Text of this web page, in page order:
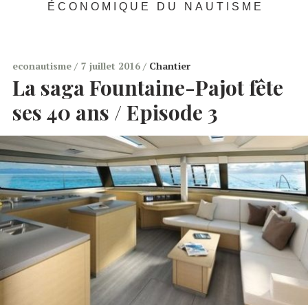
ÉCONOMIQUE DU NAUTISME
econautisme 7 juillet 2016 Chantier
La saga Fountaine-Pajot fête
ses 40 ans / Episode 3